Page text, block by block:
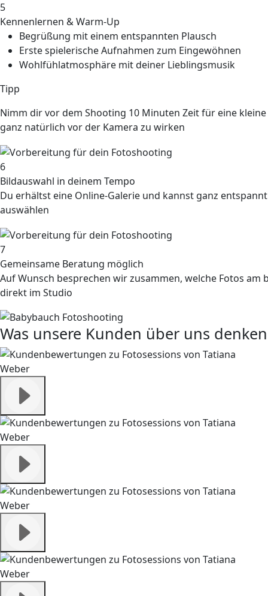
5
Kennenlernen & Warm-Up
Begrüßung mit einem entspannten Plausch
Erste spielerische Aufnahmen zum Eingewöhnen
Wohlfühlatmosphäre mit deiner Lieblingsmusik
Tipp
Nimm dir vor dem Shooting 10 Minuten Zeit für eine
ganz natürlich vor der Kamera zu wirken
6
Bildauswahl in deinem Tempo
Du erhältst eine Online-Galerie und kannst ganz
auswählen
7
Gemeinsame Beratung möglich
Auf Wunsch besprechen wir zusammen, welche Fotos am
direkt im Studio
Was unsere Kunden über uns denken